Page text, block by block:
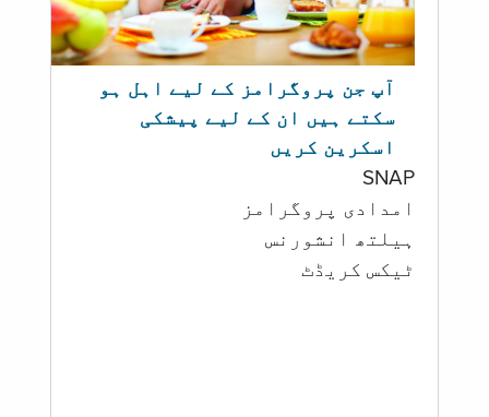
آپ جن پروگرامز کے لیے اہل ہو
سکتے ہیں ان کے لیے پیشکی
اسکرین کریں
SNAP
امدادی پروگرامز
‏ہیلتھ انشورنس
ٹیکس کریڈٹ